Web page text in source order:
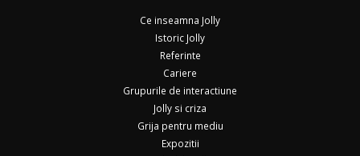
Ce inseamna Jolly
Istoric Jolly
Referinte
Cariere
Grupurile de interactiune
Jolly si criza
Grija pentru mediu
Expozitii